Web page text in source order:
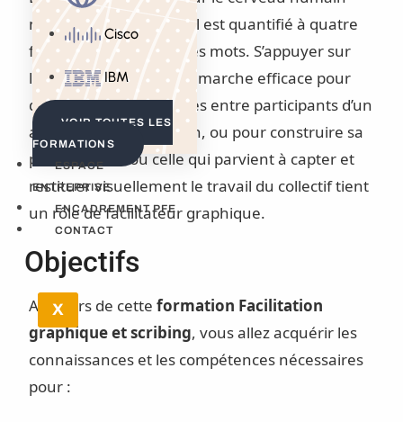
Cisco
IBM
VOIR TOUTES LES
FORMATIONS
ESPACE
ENTREPRISE
ENCADREMENT PFE
CONTACT
X
n’est pas un vain mot : il est quantifié à quatre
fois supérieur à celui des mots. S’appuyer sur
l’image est donc une démarche efficace pour
développer les échanges entre participants d’un
atelier ou d’une réunion, ou pour construire sa
pensée. Celui ou celle qui parvient à capter et
restituer visuellement le travail du collectif tient
un rôle de facilitateur graphique.
Objectifs
Au cours de cette formation Facilitation
graphique et scribing, vous allez acquérir les
connaissances et les compétences nécessaires
pour :